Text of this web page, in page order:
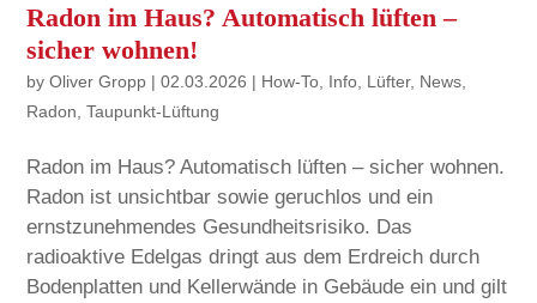
Radon im Haus? Automatisch lüften –
sicher wohnen!
byOliver Gropp |02.03.2026 | How-To Info Lüfter, News
Radon ,Taupunkt-Lüftung
Radon im Haus? Automatisch lüften – sicher wohnen.
Radon ist unsichtbar sowie geruchlos und ein
ernstzunehmendes Gesundheitsrisiko. Das
radioaktive Edelgas dringt aus dem Erdreich durch
Bodenplatten und Kellerwände in Gebäude ein und gilt